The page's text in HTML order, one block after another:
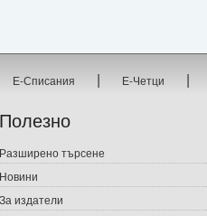
Е-Списания | Е-Четци |
Полезно
Разширено търсене
Новини
За издатели